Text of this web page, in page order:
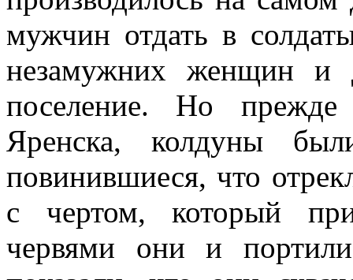
мужчин отдать в
незамужних женщин и
поселение. Но
Яренска, колдуны
повинившиеся, что
с чертом, который
червями они и